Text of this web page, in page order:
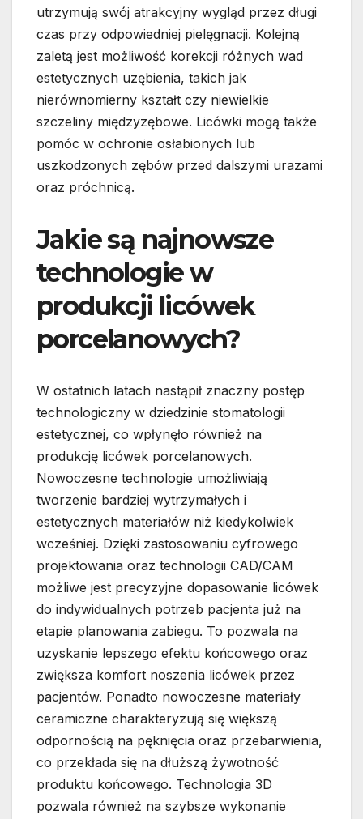
utrzymują swój atrakcyjny wygląd przez długi
czas przy odpowiedniej pielęgnacji. Kolejną
zaletą jest możliwość korekcji różnych wad
estetycznych uzębienia, takich jak
nierównomierny kształt czy niewielkie
szczeliny międzyzębowe. Licówki mogą także
pomóc w ochronie osłabionych lub
uszkodzonych zębów przed dalszymi urazami
oraz próchnicą.
Jakie są najnowsze
technologie w
produkcji licówek
porcelanowych?
W ostatnich latach nastąpił znaczny postęp
technologiczny w dziedzinie stomatologii
estetycznej, co wpłynęło również na
produkcję licówek porcelanowych.
Nowoczesne technologie umożliwiają
tworzenie bardziej wytrzymałych i
estetycznych materiałów niż kiedykolwiek
wcześniej. Dzięki zastosowaniu cyfrowego
projektowania oraz technologii CAD/CAM
możliwe jest precyzyjne dopasowanie licówek
do indywidualnych potrzeb pacjenta już na
etapie planowania zabiegu. To pozwala na
uzyskanie lepszego efektu końcowego oraz
zwiększa komfort noszenia licówek przez
pacjentów. Ponadto nowoczesne materiały
ceramiczne charakteryzują się większą
odpornością na pęknięcia oraz przebarwienia,
co przekłada się na dłuższą żywotność
produktu końcowego. Technologia 3D
pozwala również na szybsze wykonanie